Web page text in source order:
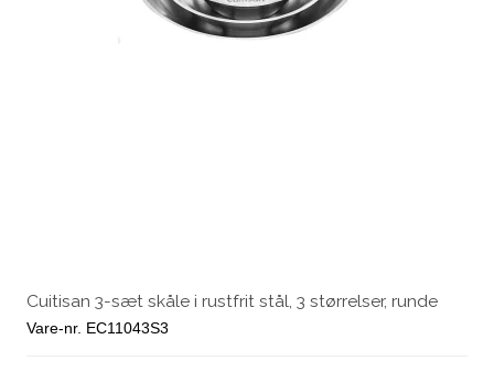
Cuitisan 3-sæt skåle i rustfrit stål, 3 størrelser, runde
Vare-nr. EC11043S3